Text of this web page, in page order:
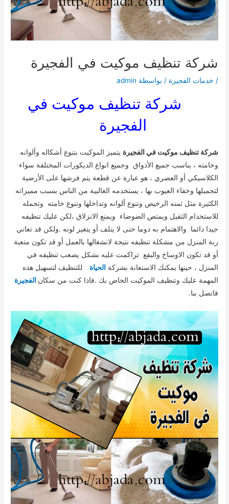
شركة تنظيف موكيت في الفجيرة
/ خدمات الفجيرة / بواسطة admin
شركة تنظيف موكيت في
الفجيرة
شركة تنظيف موكيت في الفجيرة يتميز الموكيت بتنوع أشكاله وألوانه
وخامته ، يناسب جميع الأذواق وجميع انواع الديكورات المختلفة سواء
الكلاسيكي أو العصري ، هو عبارة عن قطعة يتم فرشها على الأرضية
لتجميلها وخفاء العيوب بها ، يستخدمه الغالبية من الناس بسبب مميزاته
الكثيرة مثل ثمنه الرخيص وتنوع ألوانه وتداخلها وتنوع خامته وتحمله
للاستخدام الثقيل ويمتص الضوضاء ويمنع الانزلاق ،لكن عليك تنظيفه
جيدا دائما والاهتمام به دوما حتى لا يتلف أو يتغير لونه .ولكن قد تعاني
ربة المنزل من مشكلة تنظيفه نتيجة لانشغالها بالعمل أو قد تكون متعبة
أو قد تكون الاوساخ والبقع تراكمت عليه بشكل يصعب تنظيفه في
المنزل ، حينها يمكنك الاستعانة بشركة الحياة
للتنظيف لتسهيل هذه
المهمة عليك وتنظيف الموكيت الخاص بك .فاذا كنت من سكان الفجيرة
فاتصل بنا.